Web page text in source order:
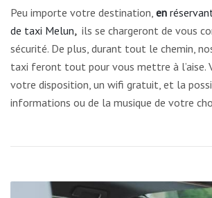
Peu importe votre destination, en
de taxi Melun, ils se chargeront de vous
sécurité. De plus, durant tout le chemin,
taxi feront tout pour vous mettre à l’aise.
votre disposition, un wifi gratuit, et la
informations ou de la musique de votre